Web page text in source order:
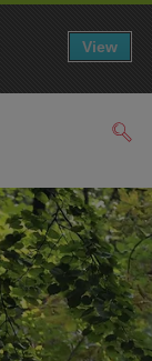
す
る
View